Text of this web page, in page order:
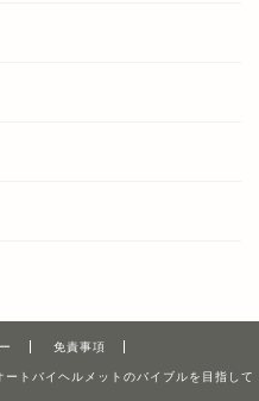
免責事項
バイヘルメットのバイブルを目指して